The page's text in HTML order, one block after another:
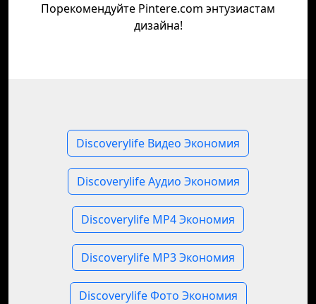
Порекомендуйте Pintere.com энтузиастам
дизайна!
Discoverylife Видео Экономия
Discoverylife Аудио Экономия
Discoverylife MP4 Экономия
Discoverylife MP3 Экономия
Discoverylife Фото Экономия